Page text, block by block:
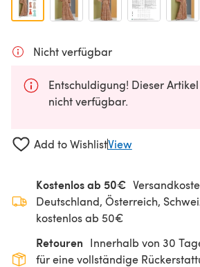
Nicht verfügbar
Entschuldigung! Dieser
nicht verfügbar.
Add to WishlistView
Kostenlos ab 50€
Deutschland, Österreich,
kostenlos ab 50€
Retouren Innerhalb von 30
für eine vollständige